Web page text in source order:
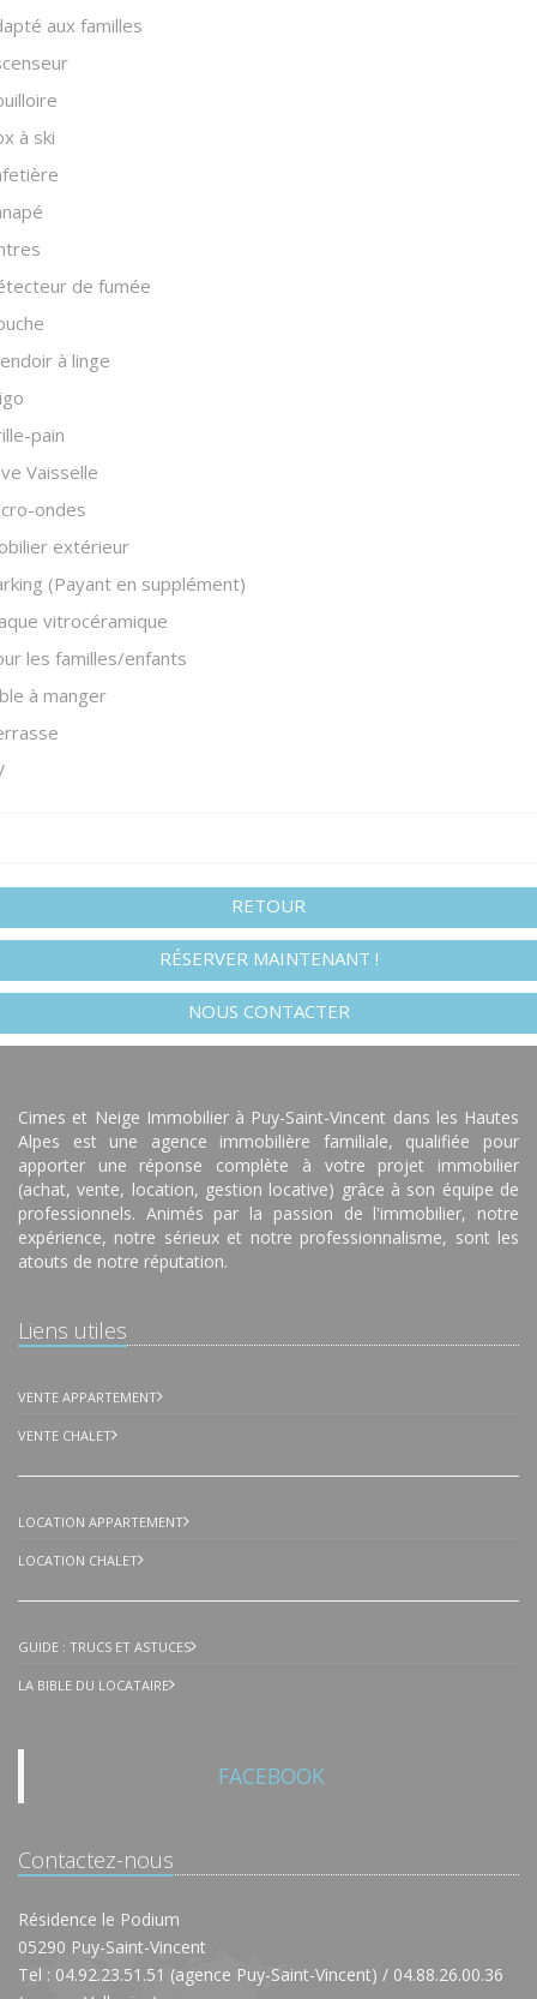
aux familles
à ski
de fumée
à linge
pain
Vaisselle
ondes
extérieur
(Payant en supplément)
vitrocéramique
les familles/enfants
à manger
RETOUR
RÉSERVER MAINTENANT !
NOUS CONTACTER
Cimes et Neige Immobilier à Puy-Saint-Vincent dans les Hautes
Alpes est une agence immobilière familiale, qualifiée pour
apporter une réponse complète à votre projet immobilier
(achat, vente, location, gestion locative) grâce à son équipe de
professionnels. Animés par la passion de l'immobilier, notre
expérience, notre sérieux et notre professionnalisme, sont les
atouts de notre réputation.
Liens utiles
VENTE APPARTEMENT
VENTE CHALET
LOCATION APPARTEMENT
LOCATION CHALET
GUIDE : TRUCS ET ASTUCES
LA BIBLE DU LOCATAIRE
FACEBOOK
Contactez-nous
Résidence le Podium
05290 Puy-Saint-Vincent
Tel : 04.92.23.51.51 (agence Puy-Saint-Vincent) / 04.88.26.00.36